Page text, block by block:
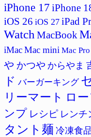
iPhone 17 iPhone
iOS 26 iOS 27 iPad
Watch MacBook
iMacMac mini Mac Pro
や かつや からやま
ド バーガーキング
リーマート ロ
ンプ レシピ レンチ
タント麺 冷凍食